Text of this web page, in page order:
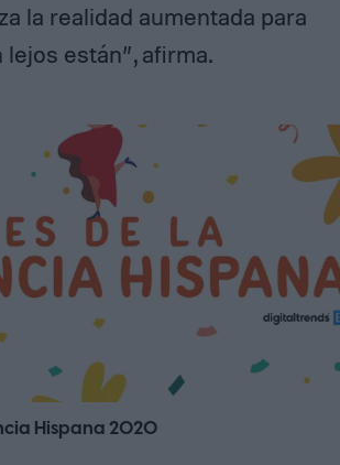
la realidad aumentada para
están”, afirma.
Hispana 2020